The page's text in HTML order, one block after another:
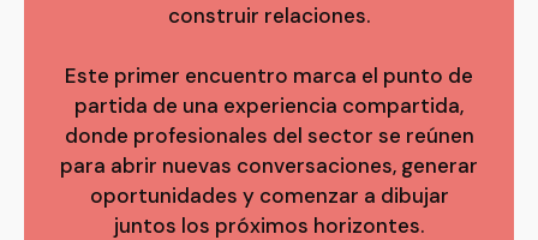
construir relaciones.
Este primer encuentro marca el punto de
partida de una experiencia compartida,
donde profesionales del sector se reúnen
para abrir nuevas conversaciones, generar
oportunidades y comenzar a dibujar
juntos los próximos horizontes.